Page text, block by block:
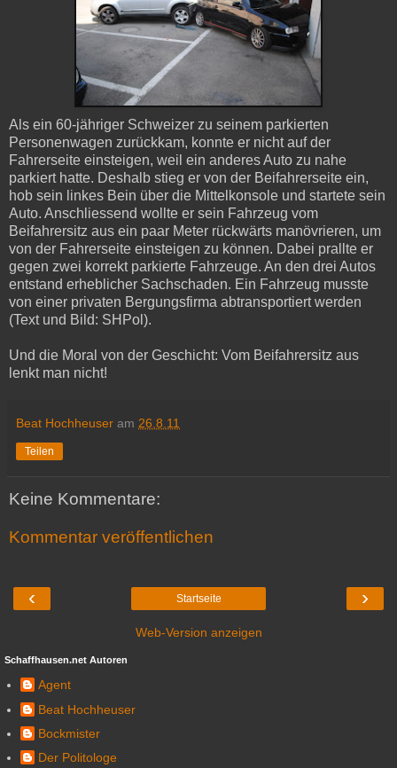
Als ein 60-jähriger Schweizer zu seinem parkierten
Personenwagen zurückkam, konnte er nicht auf der
Fahrerseite einsteigen, weil ein anderes Auto zu nahe
parkiert hatte. Deshalb stieg er von der Beifahrerseite ein,
hob sein linkes Bein über die Mittelkonsole und startete sein
Auto. Anschliessend wollte er sein Fahrzeug vom
Beifahrersitz aus ein paar Meter rückwärts manövrieren, um
von der Fahrerseite einsteigen zu können. Dabei prallte er
gegen zwei korrekt parkierte Fahrzeuge. An den drei Autos
entstand erheblicher Sachschaden. Ein Fahrzeug musste
von einer privaten Bergungsfirma abtransportiert werden
(Text und Bild: SHPol).
Und die Moral von der Geschicht: Vom Beifahrersitz aus
lenkt man nicht!
Beat Hochheuser am 26.8.11
Teilen
Keine Kommentare:
Kommentar veröffentlichen
‹ ›
Startseite
Web-Version anzeigen
Schaffhausen.net Autoren
Agent
Beat Hochheuser
Bockmister
Der Politologe